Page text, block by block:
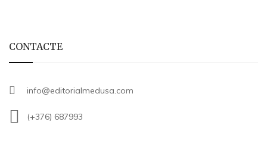
CONTACTE
info@editorialmedusa.com
(+376) 687993